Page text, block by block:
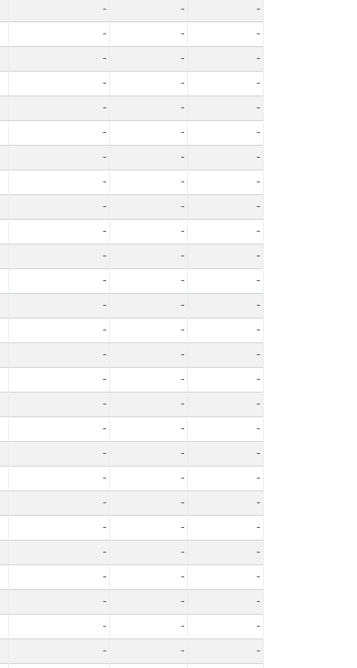
- -
-
- -
-
- -
-
- -
-
- -
-
- -
-
- -
-
- -
-
- -
-
- -
-
- -
-
- -
-
- -
-
- -
-
- -
-
- -
-
- -
-
- -
-
- -
-
- -
-
- -
-
- -
-
- -
-
- -
-
- -
-
- -
-
- -
-